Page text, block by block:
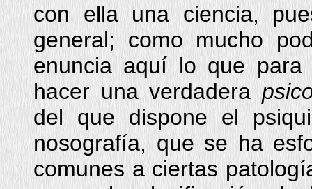
con ella una ciencia,
general; como mucho
enuncia aquí lo que para
hacer una verdadera
del que dispone el
nosografía, que se ha
comunes a ciertas